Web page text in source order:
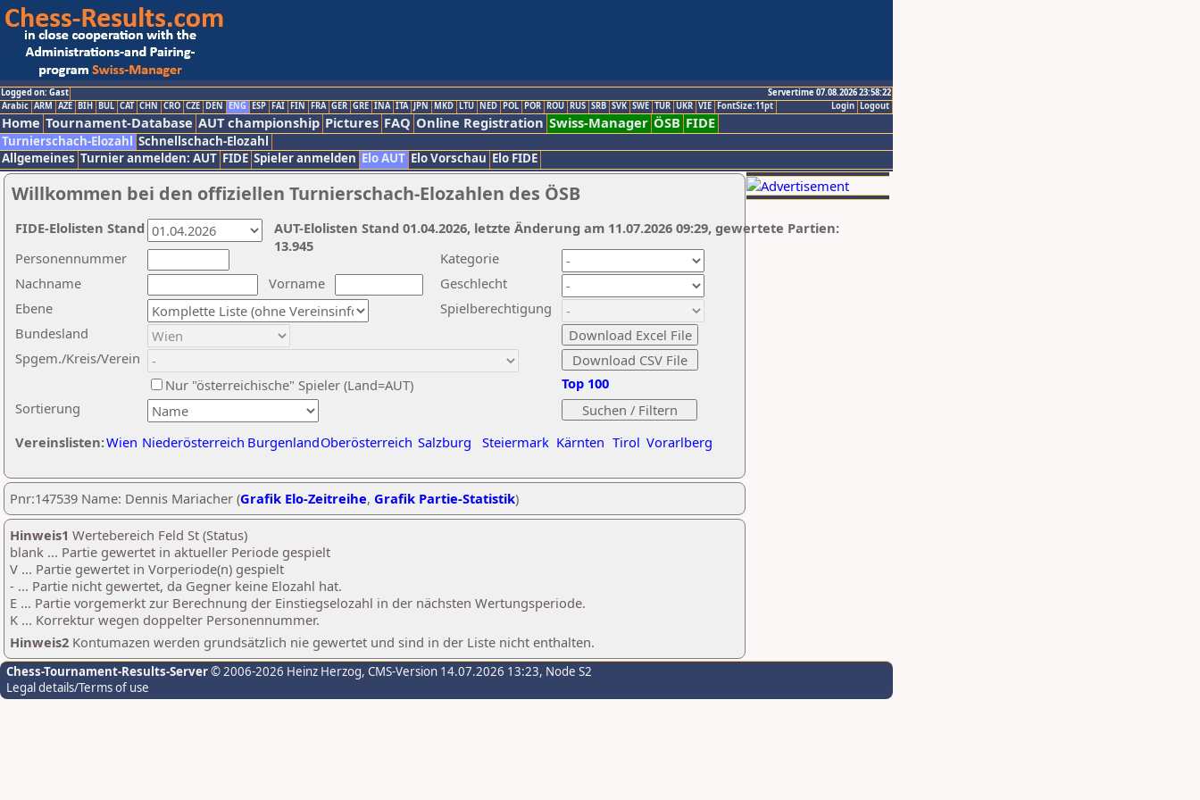
Logged on: Gast
Servertime 07.08.2026 23:58:22
Logout
Login
Arabic ARM AZE BIH BUL CAT CHN CRO CZE DEN ENG ESP FAI FIN FRA GER GRE INA ITA JPN MKD LTU NED POL POR ROU RUS SRB SVK SWE TUR UKR VIE FontSize:11pt
Home Tournament-Database AUT championship Pictures FAQ Online Registration Swiss-Manager ÖSB FIDE
Turnierschach-Elozahl Schnellschach-Elozahl
Allgemeines Turnier anmelden: AUT FIDE Spieler anmelden Elo AUT Elo Vorschau Elo FIDE
Willkommen bei den offiziellen Turnierschach-Elozahlen des ÖSB
Nachname
Vorname
Ebene
Kategorie
Sortierung
Personennummer
Bundesland
Spgem./Kreis/Verein
Geschlecht
Nur "österreichische" Spieler (Land=AUT)
Spielberechtigung
Vereinslisten:Wien Niederösterreich BurgenlandOberösterreich Salzburg Steiermark Kärnten Tirol Vorarlberg
Top 100
AUT-Elolisten Stand 01.04.2026, letzte Änderung am 11.07.2026 09:29, gewertete Partien:
13.945
FIDE-Elolisten Stand
Pnr:147539 Name: Dennis Mariacher (Grafik Elo-Zeitreihe, Grafik Partie-Statistik)
Hinweis1 Wertebereich Feld St (Status)
blank ... Partie gewertet in aktueller Periode gespielt
V ... Partie gewertet in Vorperiode(n) gespielt
- ... Partie nicht gewertet, da Gegner keine Elozahl hat.
E ... Partie vorgemerkt zur Berechnung der Einstiegselozahl in der nächsten Wertungsperiode.
K ... Korrektur wegen doppelter Personennummer.
Hinweis2 Kontumazen werden grundsätzlich nie gewertet und sind in der Liste nicht enthalten.
Chess-Tournament-Results-Server© 2006-2026 Heinz Herzog, CMS-Version 14.07.2026 13:23, Node S2
Legal details/Terms of use